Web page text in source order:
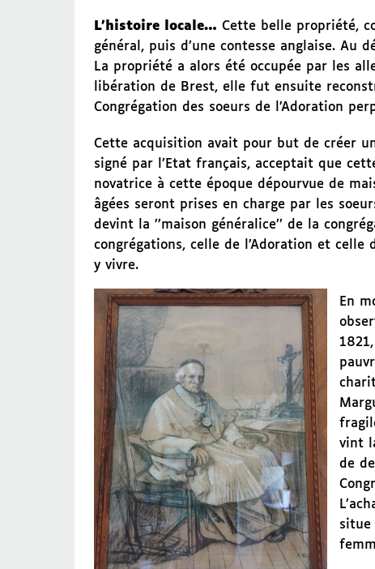
L’histoire locale… Cette belle propriété,
général, puis d’une contesse anglaise. Au
La propriété a alors été occupée par les
libération de Brest, elle fut ensuite
Congrégation des soeurs de l’Adoration
Cette acquisition avait pour but de créer
signé par l’Etat français, acceptait que
novatrice à cette époque dépourvue de
âgées seront prises en charge par les
devint la ’’maison généralice’’ de la
congrégations, celle de l’Adoration et
y vivre.
En
vint
de
situe